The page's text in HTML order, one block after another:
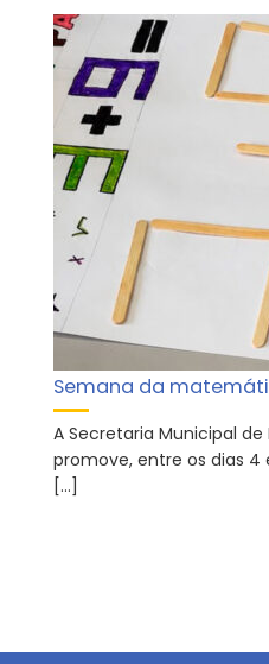
Semana da
A Secretaria Municipal
promove, entre os dias 4
[…]